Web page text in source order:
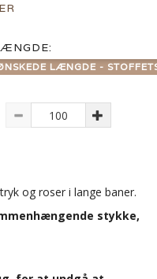
LÆNGDE -
og roser i lange baner.
stykke,